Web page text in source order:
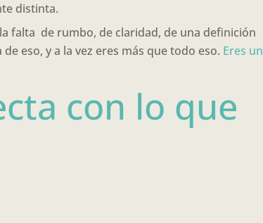
distinta.
falta de rumbo, de claridad, de una definición
eso, y a la vez eres más que todo eso. Eres un
con lo que